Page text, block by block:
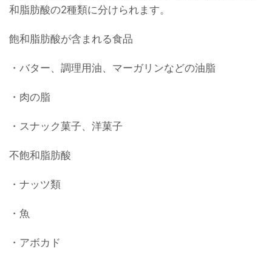
和脂肪酸の2種類に分けられます。
飽和脂肪酸が含まれる食品
・バター、調理用油、マーガリンなどの油脂
・肉の脂
・スナック菓子、洋菓子
不飽和脂肪酸
・ナッツ類
・魚
・アボカド